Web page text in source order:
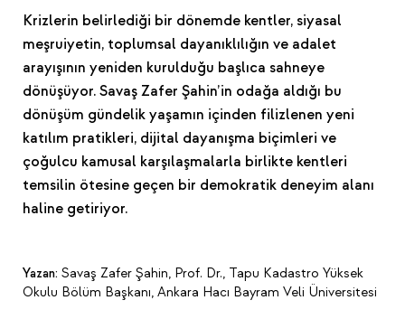
Krizlerin belirlediği bir dönemde kentler, siyasal
meşruiyetin, toplumsal dayanıklılığın ve adalet
arayışının yeniden kurulduğu başlıca sahneye
dönüşüyor. Savaş Zafer Şahin’in odağa aldığı bu
dönüşüm gündelik yaşamın içinden filizlenen yeni
katılım pratikleri, dijital dayanışma biçimleri ve
çoğulcu kamusal karşılaşmalarla birlikte kentleri
temsilin ötesine geçen bir demokratik deneyim alanı
haline getiriyor.
Yazan: Savaş Zafer Şahin, Prof. Dr., Tapu Kadastro Yüksek
Okulu Bölüm Başkanı, Ankara Hacı Bayram Veli Üniversitesi